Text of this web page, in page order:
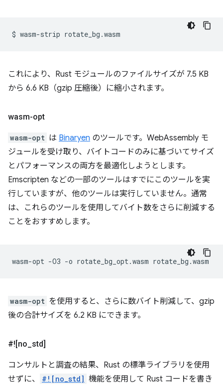
$ wasm-strip
これにより、Rust モジュールのファイルサイズが 7.5 KB
から 6.6 KB（gzip 圧縮後）に縮小されます。
wasm-opt
wasm-opt は Binaryen のツールです。WebAssembly モ
ジュールを受け取り、バイトコードのみに基づいてサイズ
とパフォーマンスの両方を最適化しようとします。
Emscripten などの一部のツールはすでにこのツールを実
行していますが、他のツールは実行していません。通常
は、これらのツールを使用してバイト数をさらに削減する
ことをおすすめします。
wasm-opt -O3 -o rotate_bg_opt.wasm
wasm-opt を使用すると、さらに数バイト削減して、gzip
後の合計サイズを 6.2 KB にできます。
#![no std]
コンサルトと調査の結果、Rust の標準ライブラリを使用
せずに、
#![no_std] 機能を使用して Rust コードを書き